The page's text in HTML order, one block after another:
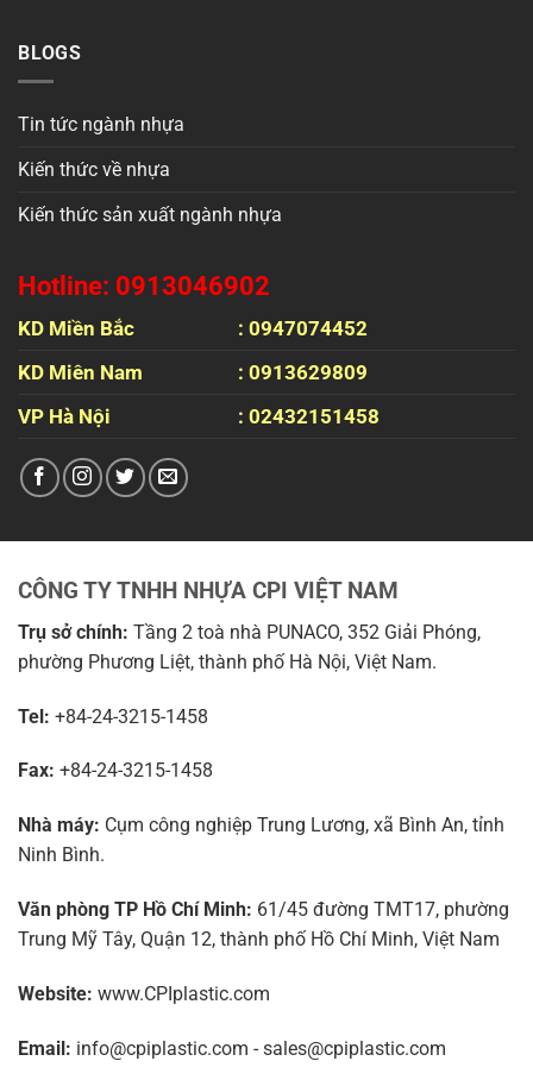
BLOGS
Tin tức ngành nhựa
Kiến thức về nhựa
Kiến thức sản xuất ngành nhựa
Hotline: 0913046902
KD Miền Bắc
: 0947074452
KD Miên Nam
: 0913629809
VP Hà Nội
: 02432151458
CÔNG TY TNHH NHỰA CPI VIỆT NAM
Trụ sở chính: Tầng 2 toà nhà PUNACO, 352 Giải Phóng,
phường Phương Liệt, thành phố Hà Nội, Việt Nam.
Tel: +84-24-3215-1458
Fax: +84-24-3215-1458
Nhà máy: Cụm công nghiệp Trung Lương, xã Bình An, tỉnh
Ninh Bình.
Văn phòng TP Hồ Chí Minh: 61/45 đường TMT17, phường
Trung Mỹ Tây, Quận 12, thành phố Hồ Chí Minh, Việt Nam
Website: www.CPIplastic.com
Email: info@cpiplastic.com - sales@cpiplastic.com